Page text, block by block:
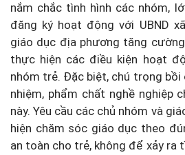
nắm chắc tình hình các nhóm,
đăng ký hoạt động với UBND
giáo dục địa phương tăng
thực hiện các điều kiện hoạt
nhóm trẻ. Đặc biệt, chú trọng
nhiệm, phẩm chất nghề nghiệp
này. Yêu cầu các chủ nhóm và
hiện chăm sóc giáo dục theo
an toàn cho trẻ, không để xảy ra